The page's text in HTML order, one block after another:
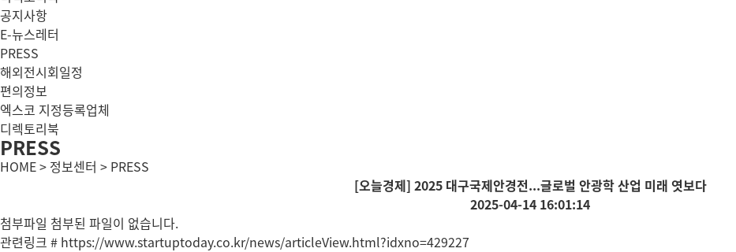
공지사항
E-뉴스레터
PRESS
해외전시회일정
편의정보
엑스코 지정등록업체
디렉토리북
PRESS
HOME > 정보센터 > PRESS
[오늘경제] 2025 대구국제안경전...글로벌 안광학 산업 미래 엿보다
2025-04-14 16:01:14
첨부파일 첨부된 파일이 없습니다.
관련링크 # https://www.startuptoday.co.kr/news/articleView.html?idxno=429227